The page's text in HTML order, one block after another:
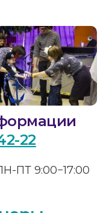
22
ПТ 9:00−17:00